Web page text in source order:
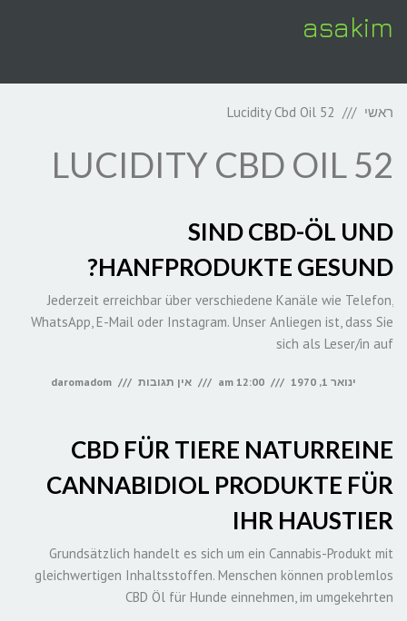
asakim
ראשי Lucidity Cbd Oil 52
LUCIDITY CBD OIL 52
SIND CBD-ÖL UND
HANFPRODUKTE GESUND?
Jederzeit erreichbar über verschiedene Kanäle wie Telefon,
WhatsApp, E-Mail oder Instagram. Unser Anliegen ist, dass Sie
sich als Leser/in auf
ינואר 1, 1970 12:00 am אין תגובות daromadom
CBD FÜR TIERE NATURREINE
CANNABIDIOL PRODUKTE FÜR
IHR HAUSTIER
Grundsätzlich handelt es sich um ein Cannabis-Produkt mit
gleichwertigen Inhaltsstoffen. Menschen können problemlos
CBD Öl für Hunde einnehmen, im umgekehrten